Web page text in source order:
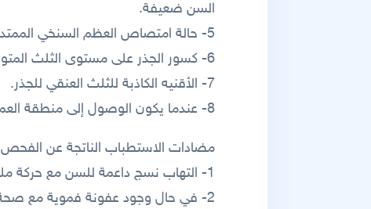
السن ضعيفة.
5- حالة امتصاص العظم السنخي الممتد نحو نصف الجذر مترافق بتهدم الرباط .
6- كسور الجذر على مستوى الثلث المتوسط .
7- الأقنيه الكاذبة للثلث العنقي للجذر.
8- عندما يكون الوصول إلى منطقة العمل الجراحي صعبا جداً أو مستحيل.
مضادات الاستطباب الناتجة عن الفحص
1- التهاب نسج داعمة للسن مع حركة ملحوظة.
2- في حال وجود عفونة فموية مع صحة فموية سيئة كوجود أسنان متقيحة و لسان فطري و كميات كبيرة من القلح .